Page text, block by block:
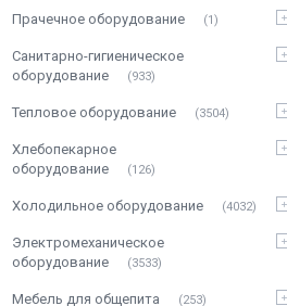
Прачечное оборудование 1
Санитарно-гигиеническое
оборудование
933
Тепловое оборудование 3504
Хлебопекарное
оборудование
126
Холодильное оборудование 4032
Электромеханическое
оборудование
3533
Мебель для общепита 253